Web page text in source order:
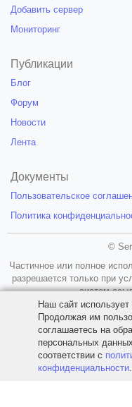
Добавить сервер
Мониторинг
Публикации
Блог
Форум
Новости
Лента
Документы
Пользовательское
Политика
©
Частичное или полное
разрешается только при
систем
Наш сайт использует
Продолжая им
соглашаетесь на
персональных
соответствии с
конфиденциальности